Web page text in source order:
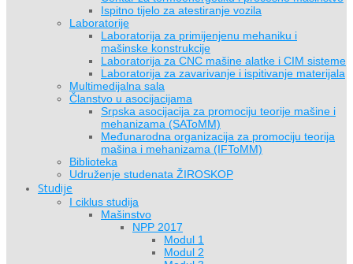
Ispitno tijelo za atestiranje vozila
Laboratorije
Laboratorija za primijenjenu mehaniku i
mašinske konstrukcije
Laboratorija za CNC mašine alatke i CIM sisteme
Laboratorija za zavarivanje i ispitivanje materijala
Multimedijalna sala
Članstvo u asocijacijama
Srpska asocijacija za promociju teorije mašine i
mehanizama (SAToMM)
Međunarodna organizacija za promociju teorija
mašina i mehanizama (IFToMM)
Biblioteka
Udruženje studenata ŽIROSKOP
Studije
I ciklus studija
Mašinstvo
NPP 2017
Modul 1
Modul 2